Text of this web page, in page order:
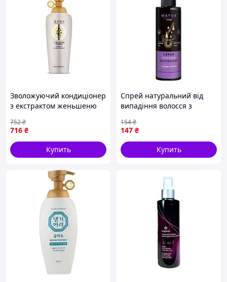
Зволожуючий кондиціонер
з екстрактом женьшеню
Premium Treatment (500
мл)
716 ₴
752₴
Купить
Спрей натуральний від
випадіння волосся з
147 ₴
154₴
Купить